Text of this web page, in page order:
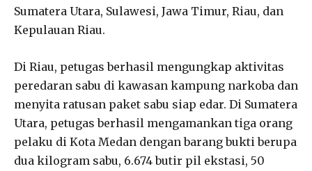
Sumatera Utara, Sulawesi, Jawa Timur, Riau, dan
Kepulauan Riau.
Di Riau, petugas berhasil mengungkap aktivitas
peredaran sabu di kawasan kampung narkoba dan
menyita ratusan paket sabu siap edar. Di Sumatera
Utara, petugas berhasil mengamankan tiga orang
pelaku di Kota Medan dengan barang bukti berupa
dua kilogram sabu, 6.674 butir pil ekstasi, 50